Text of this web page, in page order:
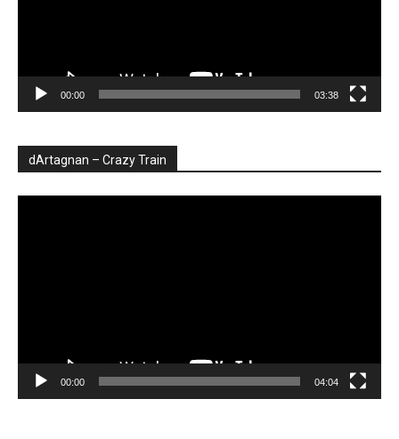
00:00 03:38
dArtagnan – Crazy Train
00:00 04:04